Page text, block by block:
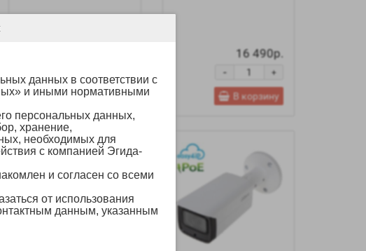
данных в соответствии с
и иными нормативными
персональных данных,
хранение,
необходимых для
с компанией Эгида-
и согласен со всеми
от использования
данным, указанным
В корзину
16 490р.
+
-
В корзину